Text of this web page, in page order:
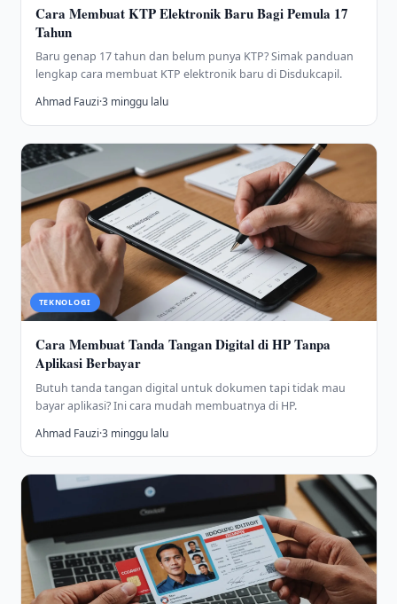
Cara Membuat KTP Elektronik Baru Bagi Pemula 17
Tahun
Baru genap 17 tahun dan belum punya KTP? Simak panduan
lengkap cara membuat KTP elektronik baru di Disdukcapil.
Ahmad Fauzi·3 minggu lalu
TEKNOLOGI
Cara Membuat Tanda Tangan Digital di HP Tanpa
Aplikasi Berbayar
Butuh tanda tangan digital untuk dokumen tapi tidak mau
bayar aplikasi? Ini cara mudah membuatnya di HP.
Ahmad Fauzi·3 minggu lalu